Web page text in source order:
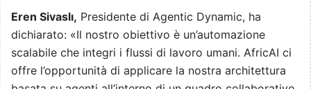
Eren Sivaslı, Presidente di Agentic Dynamic, ha
dichiarato: «Il nostro obiettivo è un’automazione
scalabile che integri i flussi di lavoro umani. AfricAI ci
offre l’opportunità di applicare la nostra architettura